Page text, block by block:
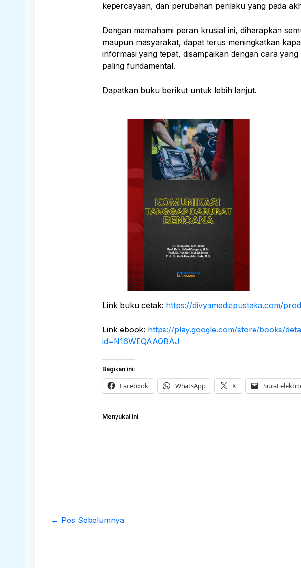
kepercayaan, dan perubahan perilaku yang pada
Dengan memahami peran krusial ini, diharapkan
maupun masyarakat, dapat terus meningkatkan
informasi yang tepat, disampaikan dengan cara
paling fundamental.
Dapatkan buku berikut untuk lebih lanjut.
Link buku cetak: https://divyamediapustaka.com/
Link ebook: https://play.google.com/store/books/
id=N16WEQAAQBAJ
Bagikan ini:
Facebook WhatsApp X Surat
Menyukai ini:
← Pos Sebelumnya